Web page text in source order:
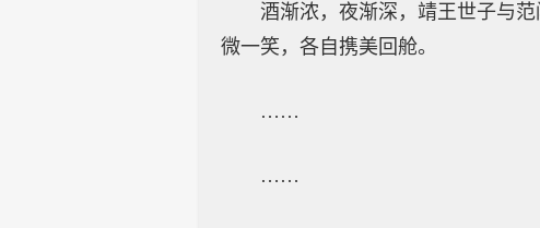
酒渐浓，夜渐深，靖王世子与
微一笑，各自携美回舱。
……
……